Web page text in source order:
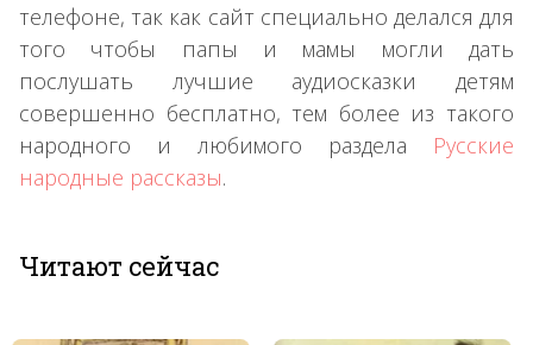
телефоне, так как сайт специально делался для
того чтобы папы и мамы могли дать
послушать лучшие аудиосказки детям
совершенно бесплатно, тем более из такого
народного и любимого раздела Русские
народные рассказы.
Читают сейчас